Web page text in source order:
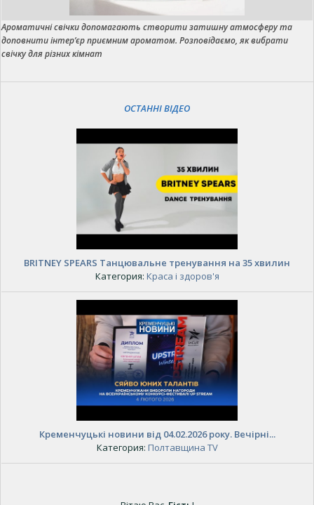
Ароматичні свічки допомагають створити затишну атмосферу та
доповнити інтер’єр приємним ароматом. Розповідаємо, як вибрати
свічку для різних кімнат
ОСТАННІ ВІДЕО
BRITNEY SPEARS Танцювальне тренування на 35 хвилин
Категория: Краса і здоров'я
Кременчуцькі новини від 04.02.2026 року. Вечірні...
Категория: Полтавщина TV